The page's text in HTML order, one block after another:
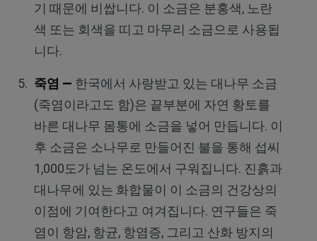
기 때문에 비쌉니다. 이 소금은 분홍색, 노란
색 또는 회색을 띠고 마무리 소금으로 사용됩
니다.
죽염 — 한국에서 사랑받고 있는 대나무 소금
(죽염이라고도 함)은 끝부분에 자연 황토를
바른 대나무 몸통에 소금을 넣어 만듭니다. 이
후 소금은 소나무로 만들어진 불을 통해 섭씨
1,000도가 넘는 온도에서 구워집니다. 진흙과
대나무에 있는 화합물이 이 소금의 건강상의
이점에 기여한다고 여겨집니다. 연구들은 죽
염이 항암, 항균, 항염증, 그리고 산화 방지의